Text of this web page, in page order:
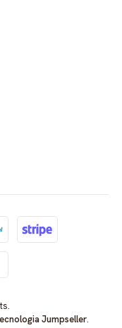
Jumpseller.